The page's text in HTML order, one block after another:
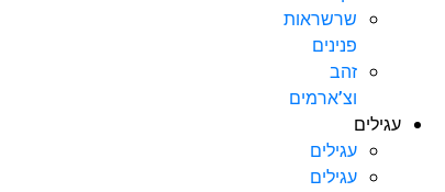
שרשראות
פנינים
זהב
וצ’ארמים
עגילים
עגילים
עגילים